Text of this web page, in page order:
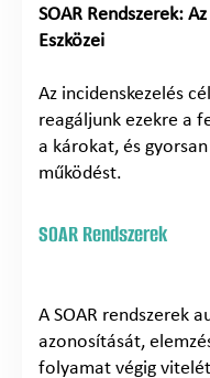
SOAR Rendszerek:
Eszközei
Az incidenskezelés
reagáljunk ezekre a
a károkat, és
működést.
SOAR Rendszerek
A SOAR rendszerek
azonosítását,
folyamat végig